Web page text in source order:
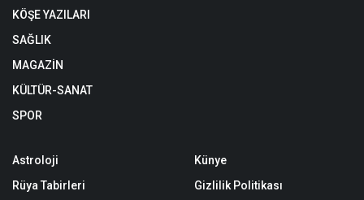
KÖŞE YAZILARI
SAĞLIK
MAGAZİN
KÜLTÜR-SANAT
SPOR
Astroloji
Rüya Tabirleri
Künye
Gizlilik Politikası